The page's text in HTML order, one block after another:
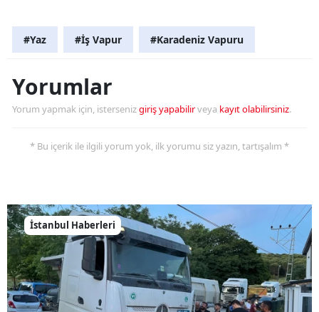
#Yaz #İş Vapur #Karadeniz Vapuru
Yorumlar
Yorum yapmak için, istersenizgiriş yapabilirveya kayıt olabilirsiniz.
* Bu içerik ile ilgili yorum yok, ilk yorumu siz yazın, tartışalım *
İstanbul Haberleri